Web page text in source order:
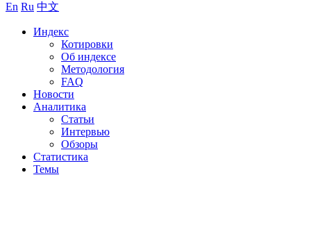
En Ru 中文
Индекс
Котировки
Об индексе
Методология
FAQ
Новости
Аналитика
Статьи
Интервью
Обзоры
Статистика
Темы